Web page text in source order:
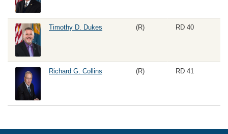
Timothy D. Dukes (R) RD 40
Richard G. Collins (R) RD 41